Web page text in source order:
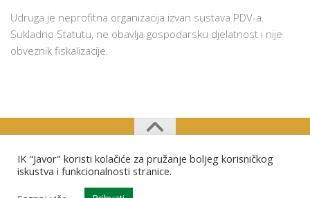
Udruga je neprofitna organizacija izvan sustava PDV-a.
Sukladno Statutu, ne obavlja gospodarsku djelatnost i nije
obveznik fiskalizacije.
Izviđački klub "Javor" Osijek © 2026. Sva prava pridržana.
IK "Javor" koristi kolačiće za pružanje boljeg korisničkog
iskustva i funkcionalnosti stranice.